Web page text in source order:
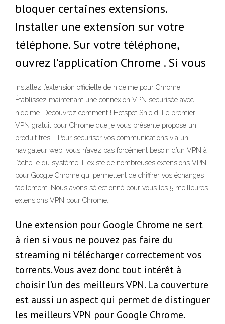
bloquer certaines extensions.
Installer une extension sur votre
téléphone. Sur votre téléphone,
ouvrez l'application Chrome . Si vous
Installez l’extension officielle de hide.me pour Chrome.
Établissez maintenant une connexion VPN sécurisée avec
hide.me. Découvrez comment ! Hotspot Shield. Le premier
VPN gratuit pour Chrome que je vous présente propose un
produit très … Pour sécuriser vos communications via un
navigateur web, vous n’avez pas forcément besoin d’un VPN à
l’échelle du système. Il existe de nombreuses extensions VPN
pour Google Chrome qui permettent de chiffrer vos échanges
facilement. Nous avons sélectionné pour vous les 5 meilleures
extensions VPN pour Chrome.
Une extension pour Google Chrome ne sert
à rien si vous ne pouvez pas faire du
streaming ni télécharger correctement vos
torrents. Vous avez donc tout intérêt à
choisir l’un des meilleurs VPN. La couverture
est aussi un aspect qui permet de distinguer
les meilleurs VPN pour Google Chrome.